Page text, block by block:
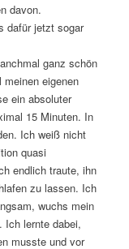
davon.
dafür jetzt sogar
ganz schön
eigenen
ein absoluter
15 Minuten. In
Ich weiß nicht
quasi
endlich traute, ihn
zu lassen. Ich
wuchs mein
Ich lernte dabei,
musste und vor